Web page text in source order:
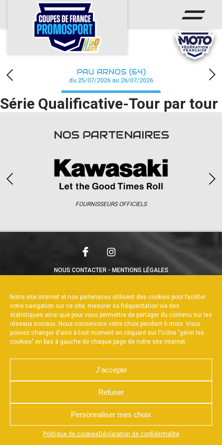
Notre site internet et nos partenaires utilisent des cookies pour faciliter
votre navigation sur ce site, mesurer sa fréquentation via des
statistiques ainsi que pour vous permettre de partager du contenu sur les
réseaux sociaux. Nous conservons votre choix pendant 6 mois. Vous
pouvez changer d'avis à tout moment en cliquant sur l'icône "gérer les
cookies" en bas à gauche de chaque page de notre site internet.
J'accepte
Refuser
Personnaliser mes choix
Politique de cookies Déclaration de confidentialité
Appuyez sur le bouton partager en bas de votre
ACCUEIL
ACTUS
CALENDRIER
CHAMPIONNAT
RÉSULTATS
accéder à la billetterie
PAU ARNOS (64)
du 25/07/2026 au 26/07/2026
Série Qualificative-Tour par tour
NOS PARTENAIRES
FOURNISSEURS OFFICIELS
NOUS CONTACTER
MENTIONS LÉGALES
RÉALISÉ PAR L’AGENCE WEB A3WEB